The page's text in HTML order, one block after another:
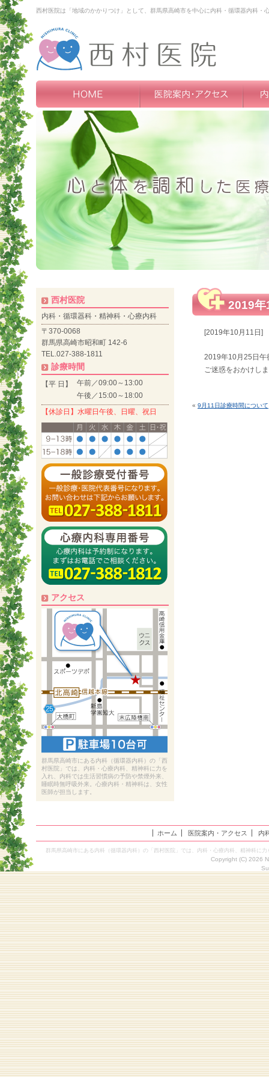
西村医院は「地域のかかりつけ」として、群馬県高崎市を中心に内科・循環器内科
2019年
[2019年10月11日]
2019年10月25日午
ご迷惑をおかけし
« 9月11日診療時間について
西村医院
内科・循環器科・精神科・心療内科
〒370-0068
群馬県高崎市昭和町 142-6
TEL.027-388-1811
診療時間
【平 日】
午前／09:00～13:00
午後／15:00～18:00
【休診日】水曜日午後、日曜、祝日
アクセス
群馬県高崎市にある内科（循環器内科）の「西
村医院」では、内科・心療内科、精神科に力を
入れ、内科では生活習慣病の予防や禁煙外来、
睡眠時無呼吸外来。心療内科・精神科は、女性
医師が担当します。
ホーム 医院案内・アクセス 内
群馬県高崎市にある内科（循環器内科）の「西村医院」では、内科・心療内科、精神科に
Copyright (C) 2026